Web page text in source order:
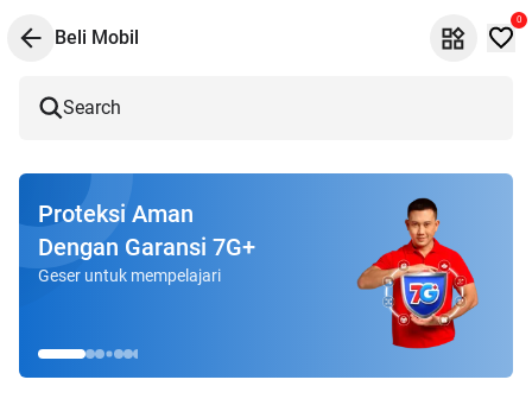
Beli Mobil
0
Search
Proteksi Aman
Dengan Garansi 7G+
Geser untuk mempelajari